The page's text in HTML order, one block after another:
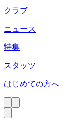
クラブ
ニュース
特集
スタッツ
はじめての方へ